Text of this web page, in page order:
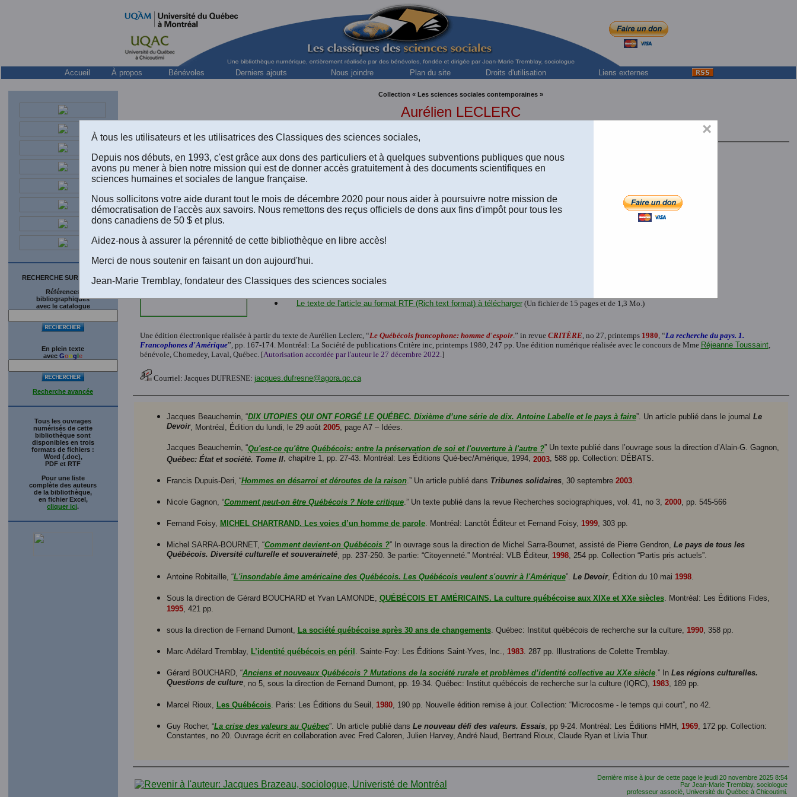
Accueil À propos Bénévoles Derniers ajouts Nous joindre Plan du site Droits d'utilisation Liens externes
RECHERCHE SUR LE SITE
Références
bibliographiques
avec le catalogue
En plein texte
avec Google
Recherche avancée
Tous les ouvrages
numérisés de cette
bibliothèque sont
disponibles en trois
formats de fichiers :
Word (.doc),
PDF et RTF
Pour une liste
complète des auteurs
de la bibliothèque,
en fichier Excel,
cliquer ici.
Collection « Les sciences sociales contemporaines »
Aurélien LECLERC
“Le Québécois francophone:
homme d'espoir.” (1980)
Version html du texte disponible à l'écran
Le texte de l'article au format Word 2008 (.doc) à télécharger
Le texte du livre au format Word 2016 (.docx) à télécharger
Le texte de l'article au format RTF (Rich text format) à télécharger(Un fichier de 15 pages et de 1,3 Mo.)
Une édition électronique réalisée à partir du texte de Aurélien Leclerc, “Le Québécois francophone: homme d'espoir.” in revue CRITÈRE, no 27, printemps 1980, “La recherche du pays. 1.
Francophones d'Amérique”, pp. 167-174. Montréal: La Société de publications Critère inc, printemps 1980, 247 pp. Une édition numérique réalisée avec le concours de Mme Réjeanne Toussaint,
bénévole, Chomedey, Laval, Québec. [Autorisation accordée par l'auteur le 27 décembre 2022.]
Courriel: Jacques DUFRESNE: jacques.dufresne@agora.qc.ca
Jacques Beauchemin, “DIX UTOPIES QUI ONT FORGÉ LE QUÉBEC. Dixième d’une série de dix. Antoine Labelle et le pays à faire”. Un article publié dans le journal Le
Devoir, Montréal, Édition du lundi, le 29 août 2005, page A7 – Idées.
Jacques Beauchemin, “Qu'est-ce qu'être Québécois: entre la préservation de soi et l'ouverture à l'autre ?” Un texte publié dans l’ouvrage sous la direction d’Alain-G. Gagnon,
Québec: État et société. Tome II, chapitre 1, pp. 27-43. Montréal: Les Éditions Qué-bec/Amérique, 1994, 2003, 588 pp. Collection: DÉBATS.
Francis Dupuis-Deri, “Hommes en désarroi et déroutes de la raison.” Un article publié dans Tribunes solidaires, 30 septembre 2003.
Nicole Gagnon, “Comment peut-on être Québécois ? Note critique.” Un texte publié dans la revue Recherches sociographiques, vol. 41, no 3, 2000, pp. 545-566
Fernand Foisy, MICHEL CHARTRAND. Les voies d’un homme de parole. Montréal: Lanctôt Éditeur et Fernand Foisy, 1999, 303 pp.
Michel SARRA-BOURNET, “Comment devient-on Québécois ?” In ouvrage sous la direction de Michel Sarra-Bournet, assisté de Pierre Gendron, Le pays de tous les
Québécois. Diversité culturelle et souveraineté, pp. 237-250. 3e partie: “Citoyenneté.” Montréal: VLB Éditeur, 1998, 254 pp. Collection “Partis pris actuels”.
Antoine Robitaille, “L'insondable âme américaine des Québécois. Les Québécois veulent s'ouvrir à l'Amérique”. Le Devoir, Édition du 10 mai 1998.
Sous la direction de Gérard BOUCHARD et Yvan LAMONDE, QUÉBÉCOIS ET AMÉRICAINS. La culture québécoise aux XIXe et XXe siècles. Montréal: Les Éditions Fides,
1995, 421 pp.
sous la direction de Fernand Dumont, La société québécoise après 30 ans de changements. Québec: Institut québécois de recherche sur la culture, 1990, 358 pp.
Marc-Adélard Tremblay, L’identité québécois en péril . Sainte-Foy: Les Éditions Saint-Yves, Inc., 1983. 287 pp. Illustrations de Colette Tremblay.
Gérard BOUCHARD, “Anciens et nouveaux Québécois ? Mutations de la société rurale et problèmes d’identité collective au XXe siècle.” In Les régions culturelles.
Questions de culture, no 5, sous la direction de Fernand Dumont, pp. 19-34. Québec: Institut québécois de recherche sur la culture (IQRC), 1983, 189 pp.
Marcel Rioux, Les Québécois. Paris: Les Éditions du Seuil, 1980, 190 pp. Nouvelle édition remise à jour. Collection: “Microcosme - le temps qui court”, no 42.
Guy Rocher, “La crise des valeurs au Québec”. Un article publié dans Le nouveau défi des valeurs. Essais, pp 9-24. Montréal: Les Éditions HMH, 1969, 172 pp. Collection:
Constantes, no 20. Ouvrage écrit en collaboration avec Fred Caloren, Julien Harvey, André Naud, Bertrand Rioux, Claude Ryan et Livia Thur.
Dernière mise à jour de cette page le jeudi 20 novembre 2025 8:54
Par Jean-Marie Tremblay, sociologue
professeur associé, Université du Québec à Chicoutimi.
×
À tous les utilisateurs et les utilisatrices des Classiques des sciences sociales,
Depuis nos débuts, en 1993, c'est grâce aux dons des particuliers et à quelques subventions publiques que nous
avons pu mener à bien notre mission qui est de donner accès gratuitement à des documents scientifiques en
sciences humaines et sociales de langue française.
Nous sollicitons votre aide durant tout le mois de décembre 2020 pour nous aider à poursuivre notre mission de
démocratisation de l'accès aux savoirs. Nous remettons des reçus officiels de dons aux fins d'impôt pour tous les
dons canadiens de 50 $ et plus.
Aidez-nous à assurer la pérennité de cette bibliothèque en libre accès!
Merci de nous soutenir en faisant un don aujourd'hui.
Jean-Marie Tremblay, fondateur des Classiques des sciences sociales